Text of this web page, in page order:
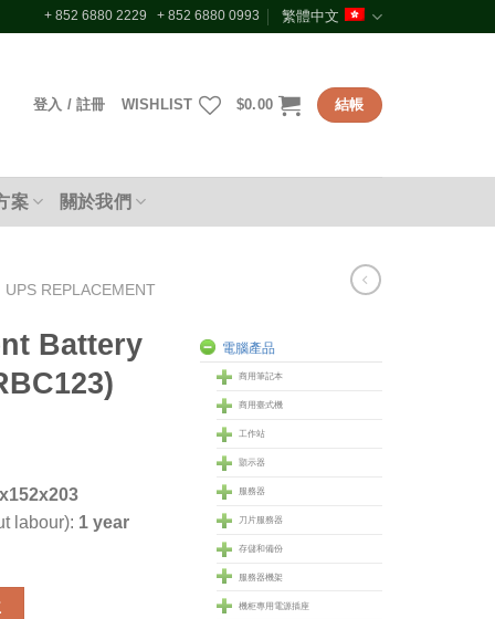
+ 852 6880 2229 + 852 6880 0993 繁體中文
登入 / 註冊 WISHLIST $0.00 結帳
案 關於我們
UPS REPLACEMENT
Battery
labour): 1 year
(APCRBC123) 數量
電腦產品
商用筆記本
商用臺式機
工作站
顥示器
服務器
刀片服務器
存儲和備份
服務器機架
機柜專用電源插座